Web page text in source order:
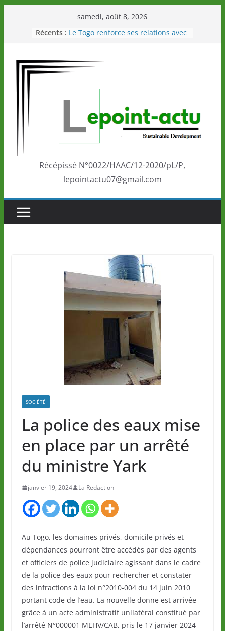
samedi, août 8, 2026
Récents : Le Togo renforce ses relations avec
Éléphants en Côte d’Ivoire
LOTO DETENTE”, un nouveau tirage
marque de confiance au Togo sur
la scène internationale au-delà des
performances de ses athlètes
Togo: Que retenir de la politique
éducation et de l’ambition de
Récépissé N°0022/HAAC/12-2020/pL/P,
lepointactu07@gmail.com
SOCIÉTÉ
La police des eaux mise
en place par un arrêté
du ministre Yark
janvier 19, 2024 La Redaction
Au Togo, les domaines privés, domicile privés et
dépendances pourront être accédés par des agents
et officiers de police judiciaire agissant dans le cadre
de la police des eaux pour rechercher et constater
des infractions à la loi n°2010-004 du 14 juin 2010
portant code de l’eau. La nouvelle donne est arrivée
grâce à un acte administratif unilatéral constitué par
l’arrêté N°000001 MEHV/CAB, pris le 17 janvier 2024